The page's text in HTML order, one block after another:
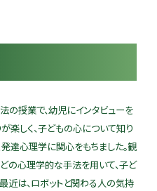
授業で、幼児にインタビューを
楽しく、子どもの心について知り
発達心理学に関心をもちました。観
どの心理学的な手法を用いて、子ど
近は、ロボットと関わる人の気持